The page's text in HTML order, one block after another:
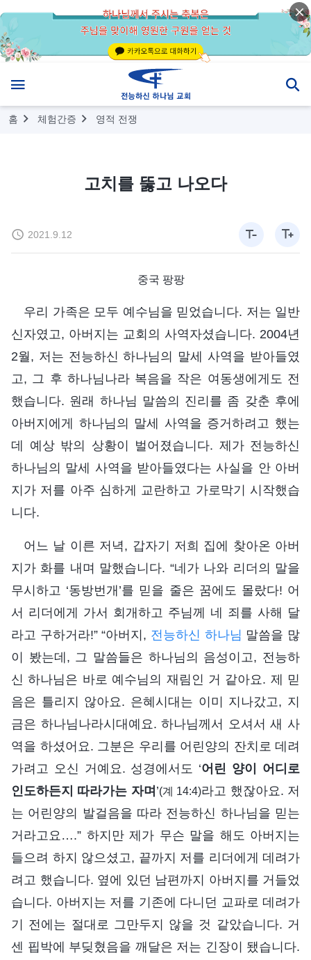
홈 체험간증 영적 전쟁
고치를 뚫고 나오다
2021.9.12
중국 팡팡
우리 가족은 모두 예수님을 믿었습니다. 저는 일반
신자였고, 아버지는 교회의 사역자셨습니다. 2004년
2월, 저는 전능하신 하나님의 말세 사역을 받아들였
고, 그 후 하나님나라 복음을 작은 여동생에게도 전
했습니다. 원래 하나님 말씀의 진리를 좀 갖춘 후에
아버지에게 하나님의 말세 사역을 증거하려고 했는
데 예상 밖의 상황이 벌어졌습니다. 제가 전능하신
하나님의 말세 사역을 받아들였다는 사실을 안 아버
지가 저를 아주 심하게 교란하고 가로막기 시작했습
니다.
어느 날 이른 저녁, 갑자기 저희 집에 찾아온 아버
지가 화를 내며 말했습니다. “네가 나와 리더의 말을
무시하고 ‘동방번개’를 믿을 줄은 꿈에도 몰랐다! 어
서 리더에게 가서 회개하고 주님께 네 죄를 사해 달
라고 구하거라!” “아버지, 전능하신 하나님 말씀을 많
이 봤는데, 그 말씀들은 하나님의 음성이고, 전능하
신 하나님은 바로 예수님의 재림인 거 같아요. 제 믿
음은 틀리지 않아요. 은혜시대는 이미 지나갔고, 지
금은 하나님나라시대예요. 하나님께서 오셔서 새 사
역을 하셨어요. 그분은 우리를 어린양의 잔치로 데려
가려고 오신 거예요. 성경에서도 ‘어린 양이 어디로
인도하든지 따라가는 자며 ’(계 14:4)라고 했잖아요. 저
는 어린양의 발걸음을 따라 전능하신 하나님을 믿는
거라고요….” 하지만 제가 무슨 말을 해도 아버지는
들으려 하지 않으셨고, 끝까지 저를 리더에게 데려가
려고 했습니다. 옆에 있던 남편까지 아버지를 거들었
습니다. 아버지는 저를 기존에 다니던 교파로 데려가
기 전에는 절대로 그만두지 않을 것 같았습니다. 거
센 핍박에 부딪혔음을 깨달은 저는 긴장이 됐습니다.